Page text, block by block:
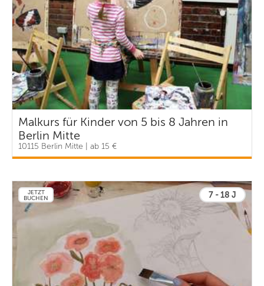
Malkurs für Kinder von 5 bis 8 Jahren in
Berlin Mitte
10115 Berlin Mitte | ab 15 €
JETZT
BUCHEN
7 - 18 J